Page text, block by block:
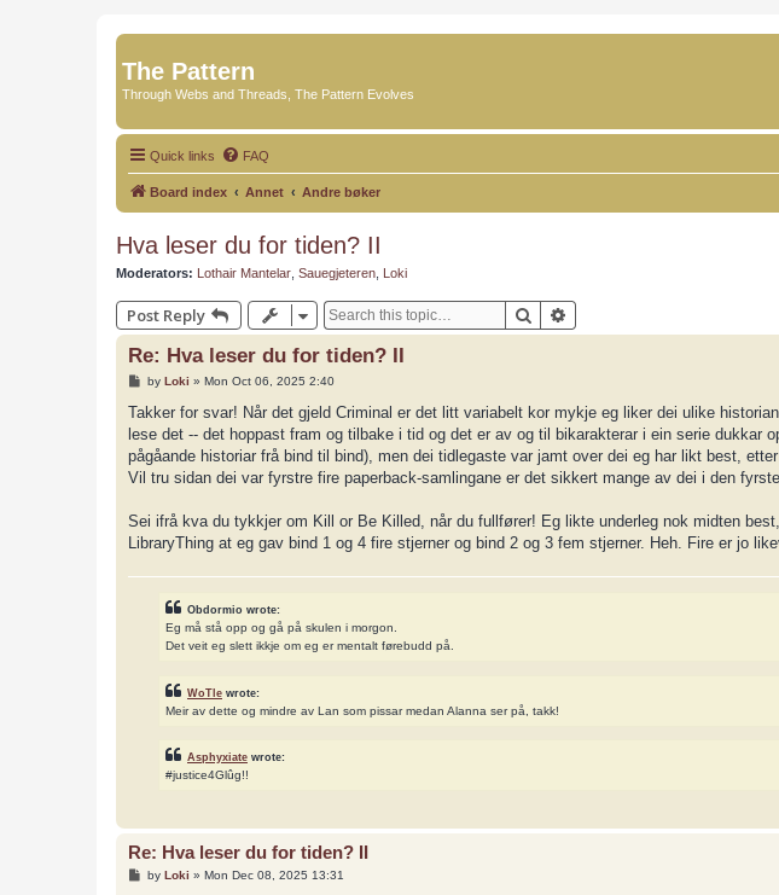
The Pattern
Through Webs and Threads, The Pattern Evolves
Quick links FAQ
Board index Annet Andre bøker
Hva leser du for tiden? II
Moderators: Lothair Mantelar Sauegjeteren Loki
Post Reply Search
Re: Hva leser du for tiden? II
P
s
by Loki » Mon Oct 06, 2025 2:40
Takker for svar! Når det gjeld Criminal er det litt variabelt kor mykje eg liker dei ulike
lese det -- det hoppast fram og tilbake i tid og det er av og til bikarakterar i ein serie dukkar
pågåande historiar frå bind til bind), men dei tidlegaste var jamt over dei eg har likt best,
Vil tru sidan dei var fyrstre fire paperback-samlingane er det sikkert mange av dei i den
Sei ifrå kva du tykkjer om Kill or Be Killed, når du fullfører! Eg likte underleg nok midten
LibraryThing at eg gav bind 1 og 4 fire stjerner og bind 2 og 3 fem stjerner. Heh. Fire er jo
Obdormio wrote:
Eg må stå opp og gå på skulen i morgon.
Det veit eg slett ikkje om eg er mentalt førebudd på.
WoTle wrote:
Meir av dette og mindre av Lan som pissar medan Alanna ser på, takk!
Asphyxiate wrote:
#justice4Glûg!!
Re: Hva leser du for tiden? II
Pby Loki » Mon Dec 08, 2025 13:31